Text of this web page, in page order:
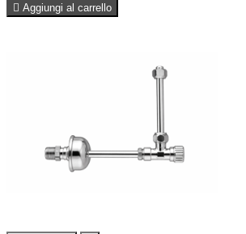
 Aggiungi al carrello